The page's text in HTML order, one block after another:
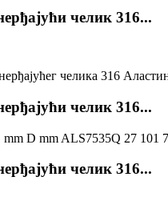
челик 316...
челик 316...
D mm ALS7535Q 27 101
челик 316...